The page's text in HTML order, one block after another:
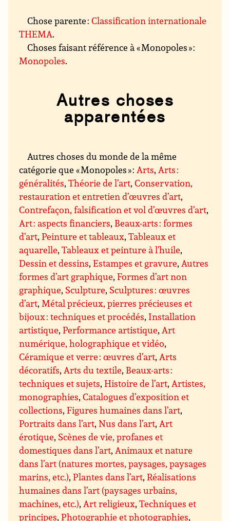
Chose parente :Classification internationale
THEMA.
Choses faisant référence à « Monopoles » :
Monopoles.
Autres choses
apparentées
Autres choses du monde de la même
catégorie que « Monopoles » :Arts,Arts :
généralités,Théorie de l’art,Conservation,
restauration et entretien d’œuvres d’art,
Contrefaçon, falsification et vol d’œuvres d’art,
Art : aspects financiers, Beaux-arts : formes
d’art,Peinture et tableaux,Tableaux et
aquarelle,Tableaux et peinture à l’huile,
Dessin et dessins,Estampes et gravure,Autres
formes d’art graphique,Formes d’art non
graphique, Sculpture, Sculptures : œuvres
d’art,Métal précieux, pierres précieuses et
bijoux : techniques et procédés, Installation
artistique,Performance artistique,Art
numérique, holographique et vidéo,
Céramique et verre : œuvres d’art,Arts
décoratifs,Arts du textile, Beaux-arts :
techniques et sujets,Histoire de l’art,Artistes,
monographies,Catalogues d’exposition et
collections,Figures humaines dans l’art,
Portraits dans l’art,Nus dans l’art,Art
érotique, Scènes de vie, profanes et
domestiques dans l’art,Animaux et nature
dans l’art (natures mortes, paysages, paysages
marins, etc.),Plantes dans l’art,Réalisations
humaines dans l’art (paysages urbains,
machines, etc.),Art religieux,Techniques et
principes,Photographie et photographies,